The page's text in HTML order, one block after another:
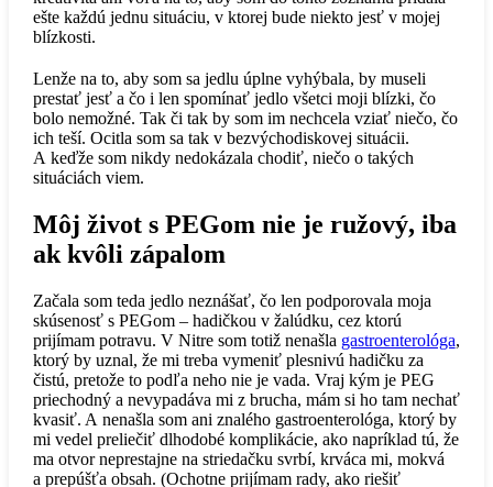
ešte každú jednu situáciu, v ktorej bude niekto jesť v mojej
blízkosti.
Lenže na to, aby som sa jedlu úplne vyhýbala, by museli
prestať jesť a čo i len spomínať jedlo všetci moji blízki, čo
bolo nemožné. Tak či tak by som im nechcela vziať niečo, čo
ich teší. Ocitla som sa tak v bezvýchodiskovej situácii.
A keďže som nikdy nedokázala chodiť, niečo o takých
situáciách viem.
Môj život s PEGom nie je ružový, iba
ak kvôli zápalom
Začala som teda jedlo neznášať, čo len podporovala moja
skúsenosť s PEGom – hadičkou v žalúdku, cez ktorú
prijímam potravu. V Nitre som totiž nenašla gastroenterológa,
ktorý by uznal, že mi treba vymeniť plesnivú hadičku za
čistú, pretože to podľa neho nie je vada. Vraj kým je PEG
priechodný a nevypadáva mi z brucha, mám si ho tam nechať
kvasiť. A nenašla som ani znalého gastroenterológa, ktorý by
mi vedel preliečiť dlhodobé komplikácie, ako napríklad tú, že
ma otvor neprestajne na striedačku svrbí, krváca mi, mokvá
a prepúšťa obsah. (Ochotne prijímam rady, ako riešiť